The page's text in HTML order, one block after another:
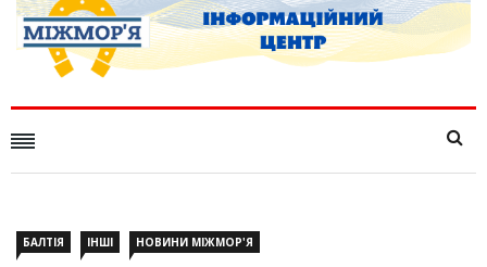
БАЛТІЯ ІНШІ НОВИНИ МІЖМОР'Я